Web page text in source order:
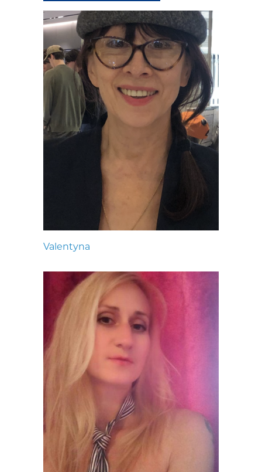
Valentyna